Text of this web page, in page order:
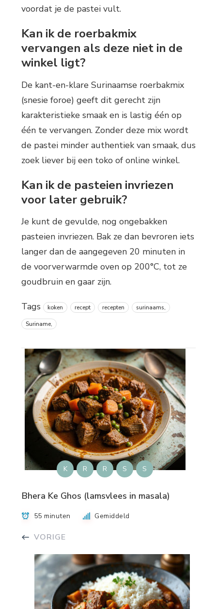
voordat je de pastei vult.
Kan ik de roerbakmix
vervangen als deze niet in de
winkel ligt?
De kant-en-klare Surinaamse roerbakmix
(snesie foroe) geeft dit gerecht zijn
karakteristieke smaak en is lastig één op
één te vervangen. Zonder deze mix wordt
de pastei minder authentiek van smaak, dus
zoek liever bij een toko of online winkel.
Kan ik de pasteien invriezen
voor later gebruik?
Je kunt de gevulde, nog ongebakken
pasteien invriezen. Bak ze dan bevroren iets
langer dan de aangegeven 20 minuten in
de voorverwarmde oven op 200°C, tot ze
goudbruin en gaar zijn.
Tags koken recept recepten surinaams,
Suriname,
K R R S S
Bhera Ke Ghos (lamsvlees in masala)
55 minuten Gemiddeld
VORIGE